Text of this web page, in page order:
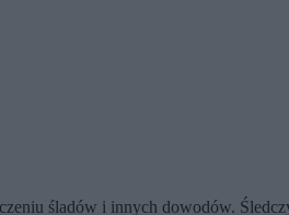
śladów i innych dowodów.